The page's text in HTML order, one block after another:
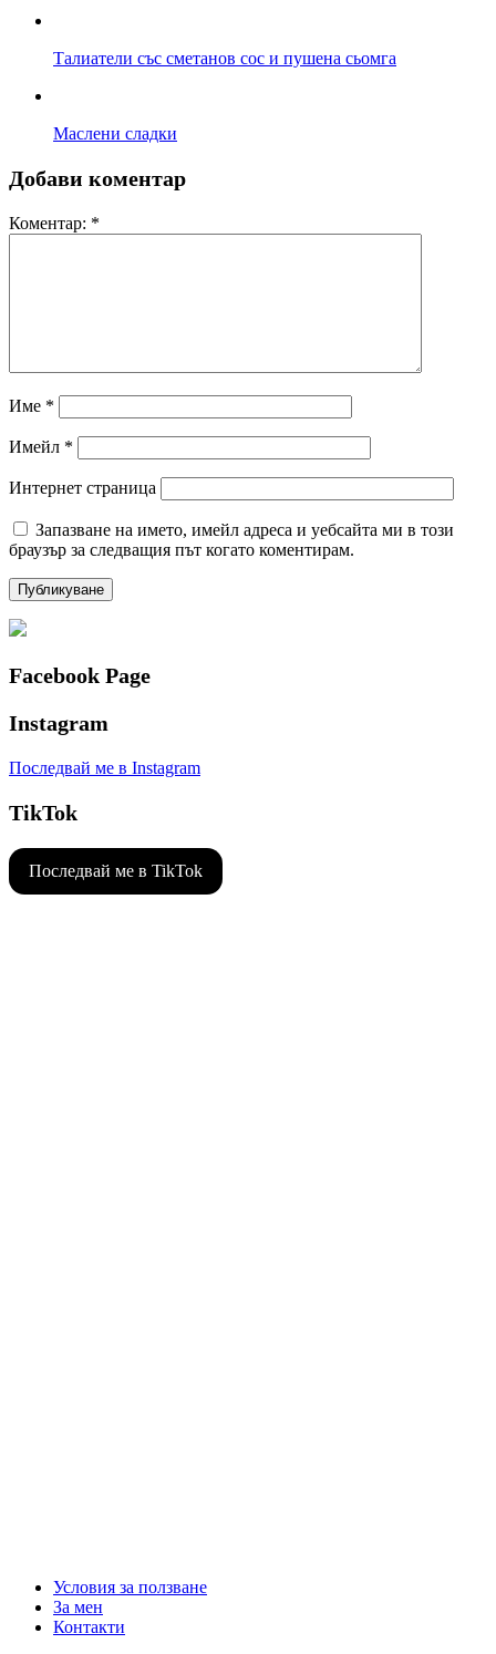
Талиатели със сметанов сос и пушена сьомга
Маслени сладки
Добави коментар
Коментар: *
Име *
Имейл *
Интернет страница
Запазване на името, имейл адреса и уебсайта ми в този
браузър за следващия път когато коментирам.
Facebook Page
Instagram
Последвай ме в Instagram
TikTok
Последвай ме в TikTok
Условия за ползване
За мен
Контакти